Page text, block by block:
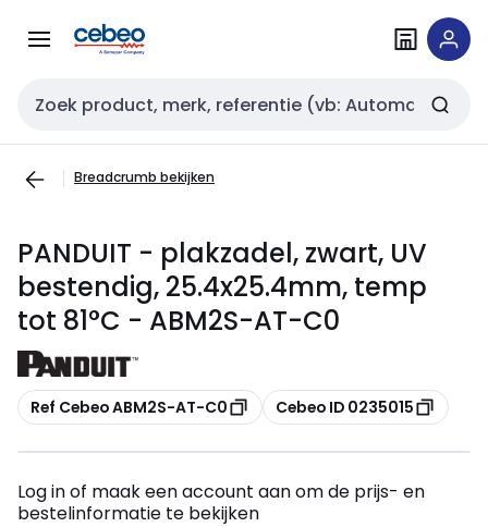
naar
naar
Zoekveld invoer
Breadcrumb bekijken
PANDUIT - plakzadel, zwart, UV
bestendig, 25.4x25.4mm, temp
tot 81°C - ABM2S-AT-C0
Kopiëren
Ref Cebeo ABM2S-AT-C0 Kopiëren
Cebeo ID 0235015
Log in of maak een account aan om de prijs- en
bestelinformatie te bekijken